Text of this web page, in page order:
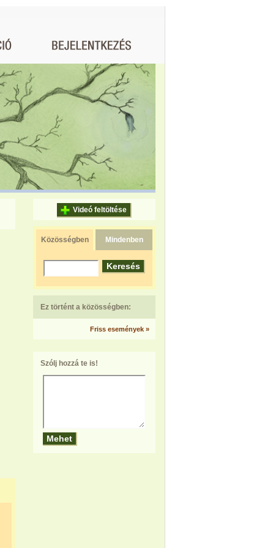
Videó feltöltése
Közösségben Mindenben
Ez történt a közösségben:
Friss események »
Szólj hozzá te is!